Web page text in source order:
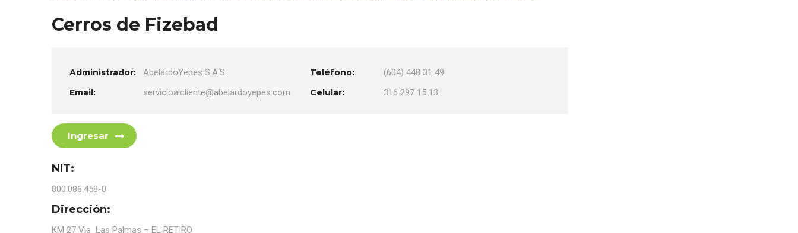
Cerros de Fizebad
Administrador: AbelardoYepes S.A.S Teléfono:
(604) 448 31 49
Email:
servicioalcliente@abelardoyepes.com Celular: 316 297 15 13
Ingresar
NIT:
800.086.458-0
Dirección:
KM 27 Via Las Palmas – EL RETIRO